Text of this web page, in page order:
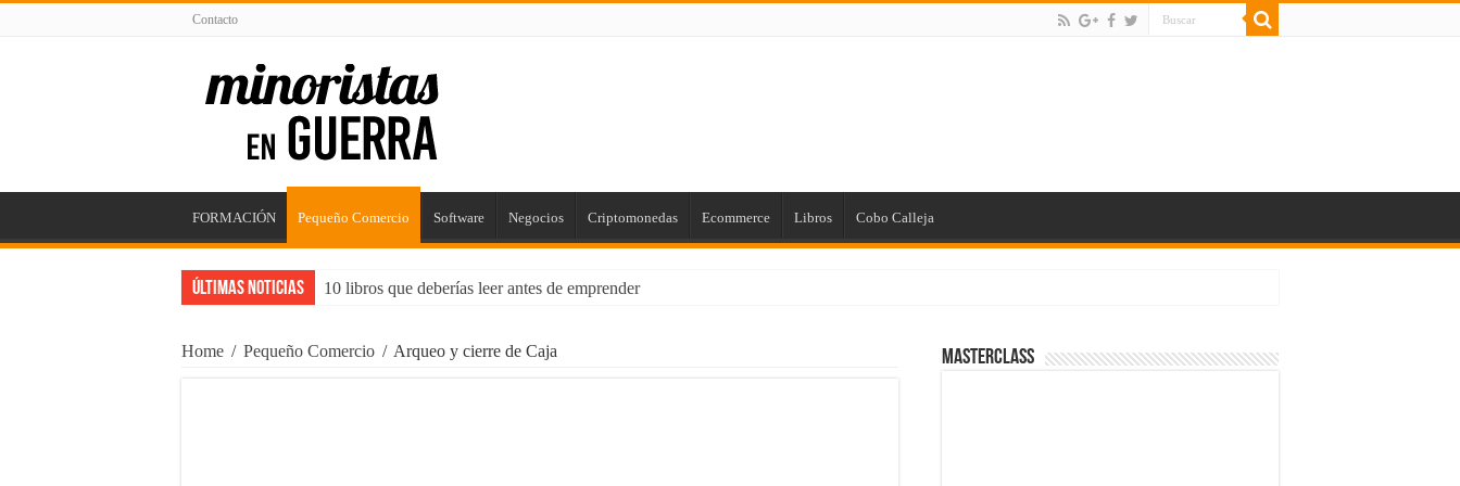
Contacto
FORMACIÓN Pequeño Comercio Software Negocios Criptomonedas Ecommerce Libros Cobo Calleja
Últimas Noticias
10 libros que deberías leer antes de emprender
Impacta con tu Agencia de Marketing con el poder de la Imprenta
Home / Pequeño Comercio / Arqueo y cierre de Caja MasterClass